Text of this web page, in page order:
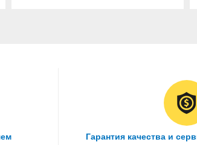
Гарантия качества и